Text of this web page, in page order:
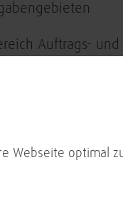
Webseite optimal
Auftrags- und
Befähigung im